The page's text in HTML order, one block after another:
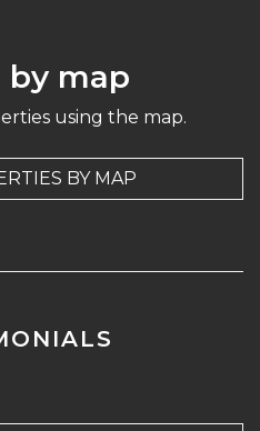
by map
using the map.
BY MAP